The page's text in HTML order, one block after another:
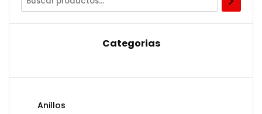
Categorias
Anillos